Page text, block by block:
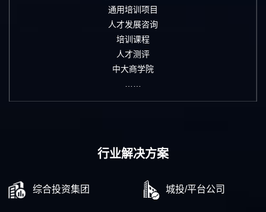
通用培训项目
人才发展咨询
培训课程
人才测评
中大商学院
行业解决方案
综合投资集团 城投/平台公司